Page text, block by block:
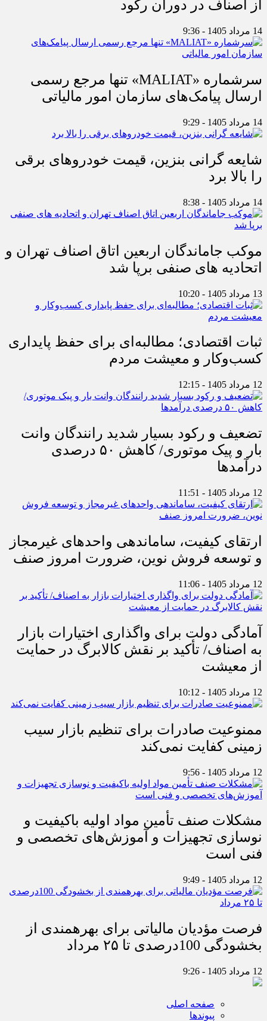
از اصناف در دوران رکود
14 مرداد 1405 - 9:36
سرشماره «MALIAT» تنها مرجع رسمی
ارسال پیامک‌های سازمان امور مالیاتی
14 مرداد 1405 - 9:29
شایعه گرانی بنزین، قیمت خودروهای برقی
را بالا برد
14 مرداد 1405 - 8:38
موکب جاماندگان اربعین اتاق اصناف تهران و
اتحادیه های صنفی برپا شد
13 مرداد 1405 - 10:20
ثبات اقتصادی؛ مطالبه‌ای برای حفظ پایداری
کسب‌وکار و معیشت مردم
12 مرداد 1405 - 12:15
تضعیف و رکود بسیار شدید رانندگان وانت
بار و پیک موتوری/ کاهش ۵۰ درصدی
درآمدها
12 مرداد 1405 - 11:51
ارتقای کیفیت، ساماندهی واحدهای غیرمجاز
و توسعه فروش نوین، ضرورت امروز صنف
12 مرداد 1405 - 11:06
آمادگی دولت برای واگذاری اختیارات بازار
به اصناف/ تأکید بر نقش کالابرگ در حمایت
از معیشت
12 مرداد 1405 - 10:12
ممنوعیت صادرات برای تنظیم بازار سیب
زمینی کفایت نمی‌کند
12 مرداد 1405 - 9:56
مشکلات صنف تأمین مواد اولیه باکیفیت و
نوسازی تجهیزات و آموزش‌های تخصصی و
فنی است
12 مرداد 1405 - 9:49
فرصت مؤدیان مالیاتی برای بهره‎مندی از
بخشودگی 100درصدی تا ۲۵ مرداد
12 مرداد 1405 - 9:26
صفحه اصلی
پیوندها